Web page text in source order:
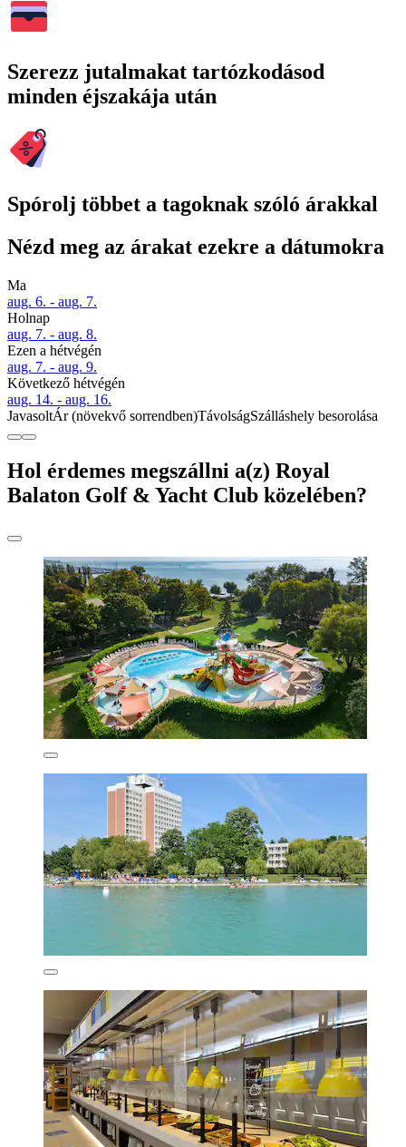
Szerezz jutalmakat tartózkodásod
minden éjszakája után
Spórolj többet a tagoknak szóló árakkal
Nézd meg az árakat ezekre a dátumokra
Ma
aug. 6. - aug. 7.
Holnap
aug. 7. - aug. 8.
Ezen a hétvégén
aug. 7. - aug. 9.
Következő hétvégén
aug. 14. - aug. 16.
JavasoltÁr (növekvő sorrendben)TávolságSzálláshely besorolása
Hol érdemes megszállni a(z) Royal
Balaton Golf & Yacht Club közelében?